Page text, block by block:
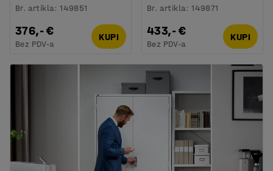
Br. artikla:149851
376,- €
Bez PDV-a
KUPI
Br. artikla:149871
433,- €
Bez PDV-a
KUPI